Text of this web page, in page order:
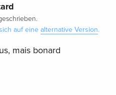
auf eine alternative Version.
mais bonard